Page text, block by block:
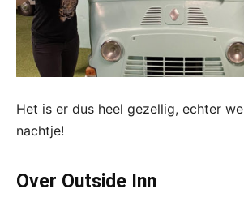
Het is er dus heel gezellig, echter
nachtje!
Over Outside Inn